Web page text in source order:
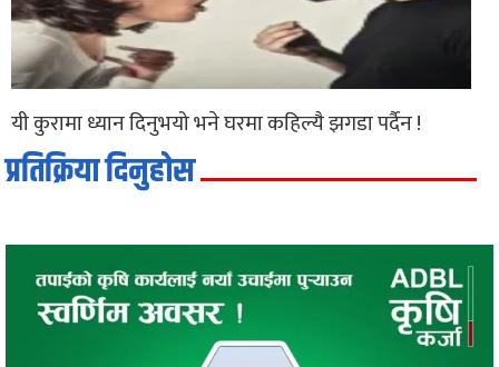
यी कुरामा ध्यान दिनुभयो भने घरमा कहिल्यै झगडा पर्दैन !
प्रतिक्रिया दिनुहोस